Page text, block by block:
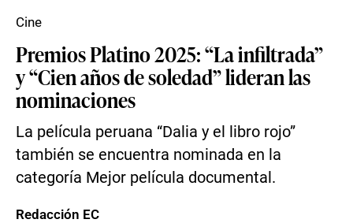
Premios Platino 2025: “La infiltrada”
y “Cien años de soledad” lideran las
nominaciones
La película peruana “Dalia y el libro rojo”
también se encuentra nominada en la
categoría Mejor película documental.
Cine
Redacción EC